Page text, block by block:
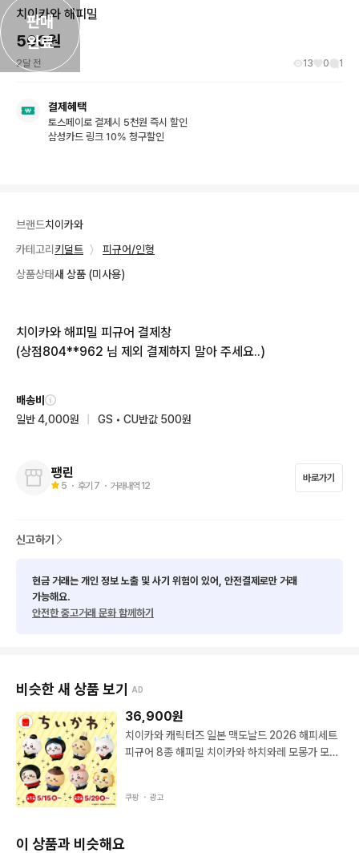
판매
완료
치이카와 해피밀
500원
2달 전 13 0 1
결제혜택
토스페이로 결제시 5천원 즉시 할인
삼성카드 링크 10% 청구할인
브랜드치이카와
카테고리 키덜트 〉
피규어/인형
상품상태새 상품 (미사용)
치이카와 해피밀 피규어 결제창
(상점804**962 님 제외 결제하지 말아 주세요..)
배송비
일반 4,000원
GS • CU반값 500원
팽린
5 ・ 후기 7 ・ 거래내역 12
바로가기
신고하기
현금 거래는 개인 정보 노출 및 사기 위험이 있어, 안전결제로만 거래
가능해요.
안전한 중고거래 문화 함께하기
비슷한 새 상품 보기 AD
36,900원
치이카와 캐릭터즈 일본 맥도날드 2026 해피세트
피규어 8종 해피밀 치이카와 하치와레 모몽가 모몽
쿠팡 ・ 광고
이 상품과 비슷해요